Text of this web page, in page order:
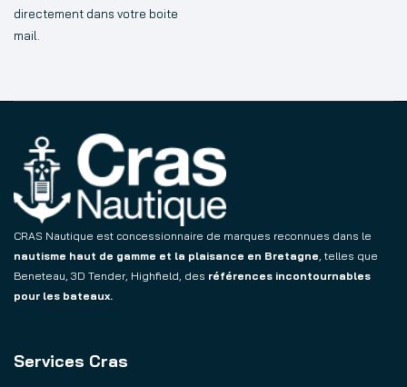
directement dans votre boite
mail.
CRAS Nautique est concessionnaire de marques reconnues dans le
nautisme haut de gamme et la plaisance en Bretagne , telles que
Beneteau, 3D Tender, Highfield, des références incontournables
pour les bateaux.
Services Cras